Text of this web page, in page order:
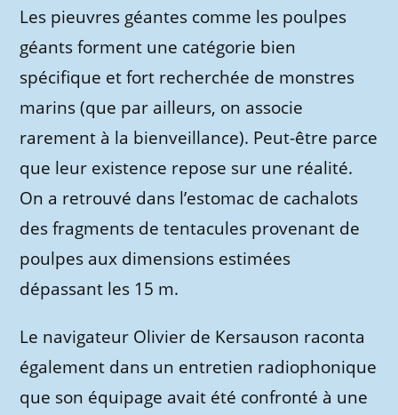
Les pieuvres géantes comme les poulpes
géants forment une catégorie bien
spécifique et fort recherchée de monstres
marins (que par ailleurs, on associe
rarement à la bienveillance). Peut-être parce
que leur existence repose sur une réalité.
On a retrouvé dans l’estomac de cachalots
des fragments de tentacules provenant de
poulpes aux dimensions estimées
dépassant les 15 m.
Le navigateur Olivier de Kersauson raconta
également dans un entretien radiophonique
que son équipage avait été confronté à une